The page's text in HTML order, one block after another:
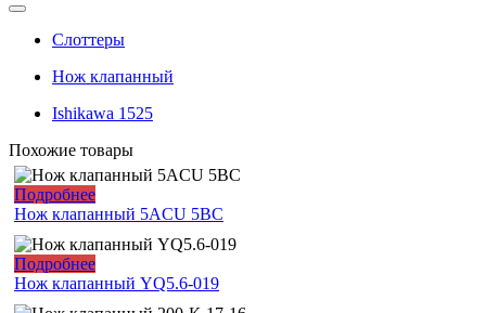
Слоттеры
Нож клапанный
Ishikawa 1525
Похожие товары
Подробнее
Нож клапанный 5ACU 5BC
Подробнее
Нож клапанный YQ5.6-019